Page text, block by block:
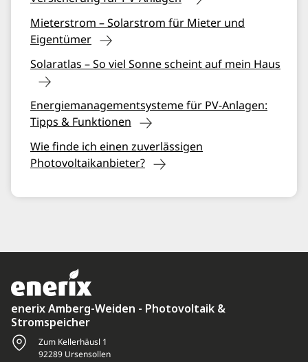
Mieterstrom – Solarstrom für Mieter und
Eigentümer
Solaratlas – So viel Sonne scheint auf mein Haus
Energiemanagementsysteme für PV-Anlagen:
Tipps & Funktionen
Wie finde ich einen zuverlässigen
Photovoltaikanbieter?
enerix Amberg-Weiden - Photovoltaik &
Stromspeicher
Zum Kellerhäusl 1
92289 Ursensollen